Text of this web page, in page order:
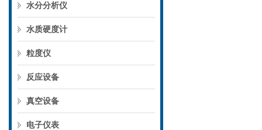
水分分析仪
水质硬度计
粒度仪
反应设备
真空设备
电子仪表